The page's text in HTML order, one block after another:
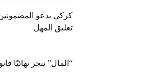
كركي يدعو
تعليق المهل
“المال” تنجز نهائيًا